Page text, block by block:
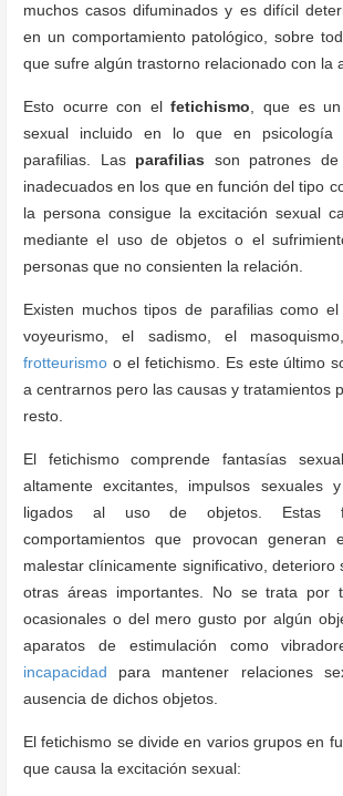
muchos casos difuminados y es difícil
en un comportamiento patológico, sobre
que sufre algún trastorno relacionado con la
Esto ocurre con elfetichismo , que es
sexual incluido en lo que en psicología
parafilias. Las parafilias son patrones de
inadecuados en los que en función del tipo
la persona consigue la excitación sexual
mediante el uso de objetos o el
personas que no consienten la relación.
Existen muchos tipos de parafilias como
voyeurismo, el sadismo, el
frotteurismo o el fetichismo. Es este último
a centrarnos pero las causas y tratamientos
resto.
El fetichismo comprende fantasías
altamente excitantes, impulsos sexuales
ligados al uso de objetos. Estas
comportamientos que provocan generan
malestar clínicamente significativo, deterioro
otras áreas importantes. No se trata por
ocasionales o del mero gusto por algún
aparatos de estimulación como
incapacidad para mantener relaciones
ausencia de dichos objetos.
El fetichismo se divide en varios grupos en
que causa la excitación sexual: